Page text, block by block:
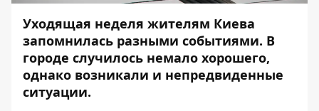
Уходящая неделя жителям Киева
запомнилась разными событиями. В
городе случилось немало хорошего,
однако возникали и непредвиденные
ситуации.